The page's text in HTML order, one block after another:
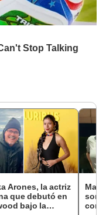
Arones, la actriz
que debutó en
bajo la
con